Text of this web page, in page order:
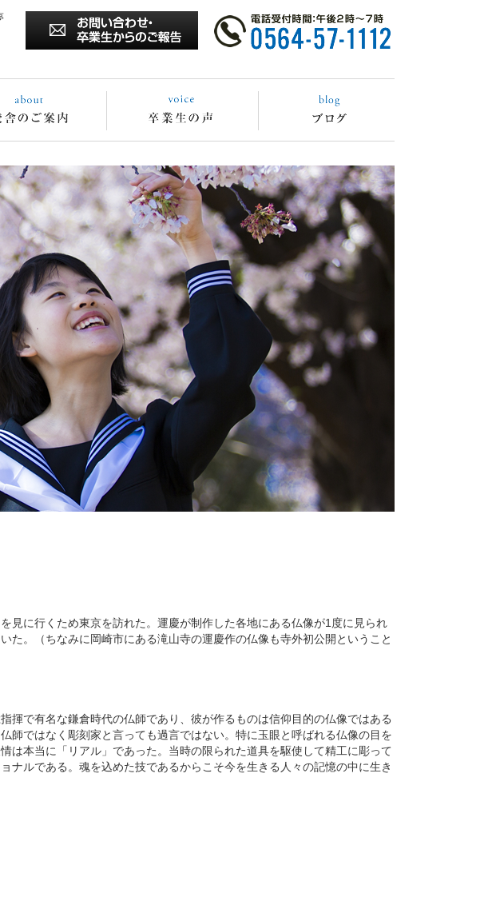
見に行くため東京を訪れた。運慶が制作した各地にある仏像が1度に見られ
た。（ちなみに岡崎市にある滝山寺の運慶作の仏像も寺外初公開ということ
揮で有名な鎌倉時代の仏師であり、彼が作るものは信仰目的の仏像ではある
師ではなく彫刻家と言っても過言ではない。特に玉眼と呼ばれる仏像の目を
は本当に「リアル」であった。当時の限られた道具を駆使して精工に彫って
ナルである。魂を込めた技であるからこそ今を生きる人々の記憶の中に生き